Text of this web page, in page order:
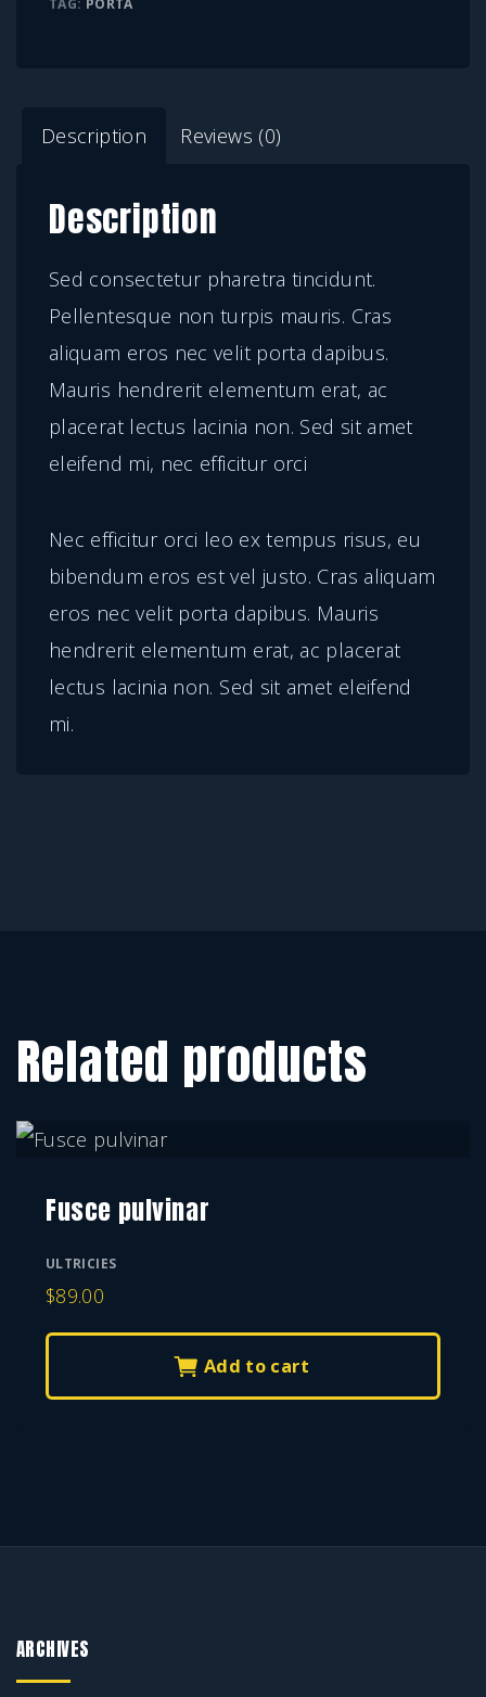
a
e
g
r
a
v
i
d
q
u
n
t
TAG: PORTA
Description Reviews (0)
Description
Sed consectetur pharetra tincidunt.
Pellentesque non turpis mauris. Cras
aliquam eros nec velit porta dapibus.
Mauris hendrerit elementum erat, ac
placerat lectus lacinia non. Sed sit amet
eleifend mi, nec efficitur orci
Nec efficitur orci leo ex tempus risus, eu
bibendum eros est vel justo. Cras aliquam
eros nec velit porta dapibus. Mauris
hendrerit elementum erat, ac placerat
lectus lacinia non. Sed sit amet eleifend
mi.
Related products
Fusce pulvinar
ULTRICIES
$89.00
Add to cart
ARCHIVES